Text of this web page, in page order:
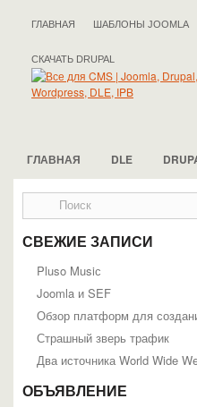
ГЛАВНАЯ ШАБЛОНЫ JOOMLA
СКАЧАТЬ DRUPAL
ГЛАВНАЯ DLE
СВЕЖИЕ ЗАПИСИ
Pluso Musiс
Joomla и SEF
Обзор платформ для
Страшный зверь трафик
Два источника World Wide
ОБЪЯВЛЕНИЕ